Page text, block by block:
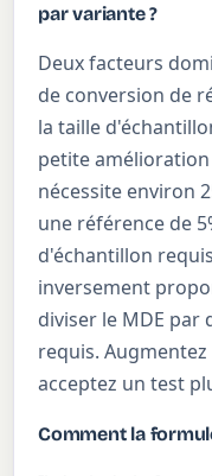
par variante ?
Deux facteurs
de conversion de
la taille
petite
nécessite environ
une référence de
d'échantillon
inversement
diviser le MDE par
requis.
acceptez un test
Comment la